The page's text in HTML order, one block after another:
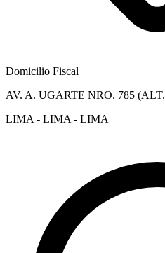
Domicilio Fiscal
AV. A. UGARTE NRO. 785
LIMA - LIMA - LIMA